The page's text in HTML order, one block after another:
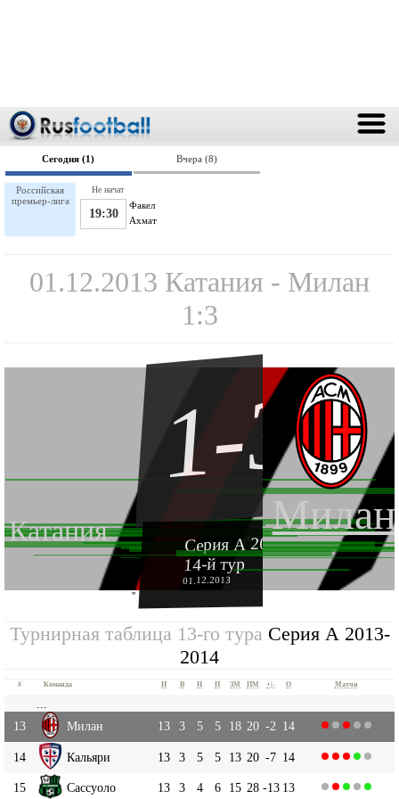
Сегодня (1) Вчера (8)
Российская
премьер-лига
Факел
19:30 Ахмат
Не начат
01.12.2013 Катания - Милан
1:3
Катания Милан
1-3
Серия А 2013-2014
14-й тур
01.12.2013
''
Турнирная таблица 13-го тура Серия А 2013-
2014
# Команда И В Н П ЗМ ПМ +|- О Матчи
13
Милан 13 3 5 5 18 20 -2 14
14 Кальяри 13 3 5 5 13 20 -7 14
15 Сассуоло 13 3 4 6 15 28 -13 13